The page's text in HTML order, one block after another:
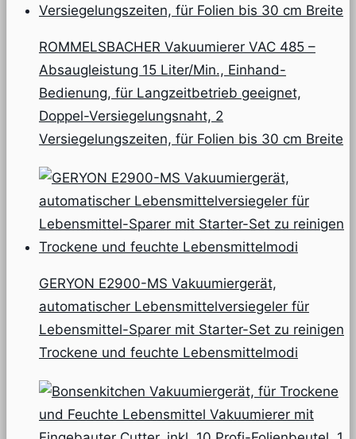
ROMMELSBACHER Vakuumierer VAC 485 –
Absaugleistung 15 Liter/Min., Einhand-
Bedienung, für Langzeitbetrieb geeignet,
Doppel-Versiegelungsnaht, 2
Versiegelungszeiten, für Folien bis 30 cm Breite
GERYON E2900-MS Vakuumiergerät,
automatischer Lebensmittelversiegeler für
Lebensmittel-Sparer mit Starter-Set zu reinigen
Trockene und feuchte Lebensmittelmodi